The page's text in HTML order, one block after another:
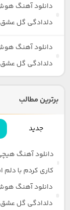
دانلود آهنگ
دلدادگی گل
دانلود آهنگ
دلدادگی گل
برترین مطالب
جدید
دانلود آهنگ
کاری کردم با
دانلود آهنگ
دلدادگی گل